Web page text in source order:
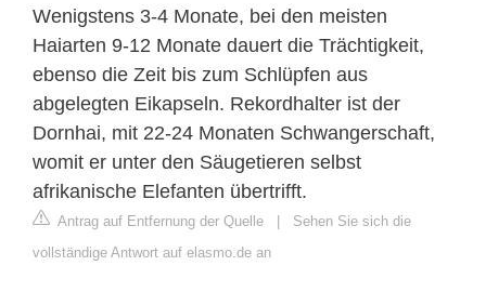
Wenigstens 3-4 Monate, bei den meisten
Haiarten 9-12 Monate dauert die Trächtigkeit,
ebenso die Zeit bis zum Schlüpfen aus
abgelegten Eikapseln. Rekordhalter ist der
Dornhai, mit 22-24 Monaten Schwangerschaft,
womit er unter den Säugetieren selbst
afrikanische Elefanten übertrifft.
Antrag auf Entfernung der Quelle | Sehen Sie sich die
vollständige Antwort auf elasmo.de an